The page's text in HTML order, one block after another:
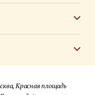
Красная площадь